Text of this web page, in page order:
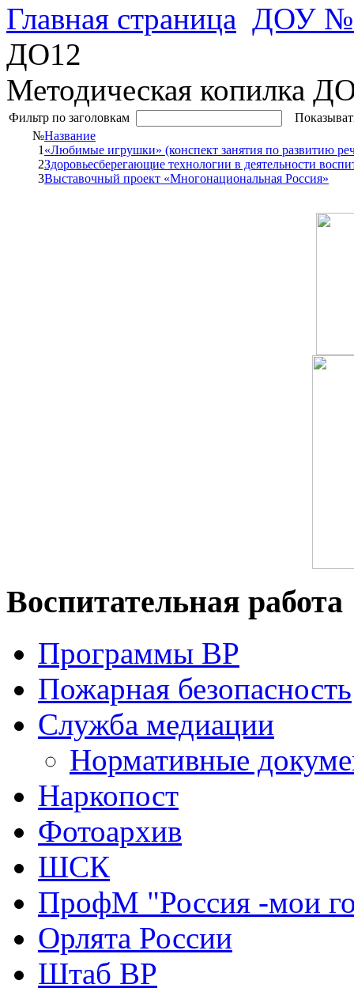
Главная страница ДОУ
ДО12
Методическая копилка
Фильтр по заголовкам
№Название
1 «Любимые игрушки» (конспект занятия по развитию
2Здоровьесберегающие технологии в деятельности
3Выставочный проект «Многонациональная Россия»
Воспитательная работа
Программы ВР
Пожарная безопасность
Служба медиации
Нормативные
Наркопост
Фотоархив
ШСК
ПрофМ "Россия -мои
Орлята России
Штаб ВР